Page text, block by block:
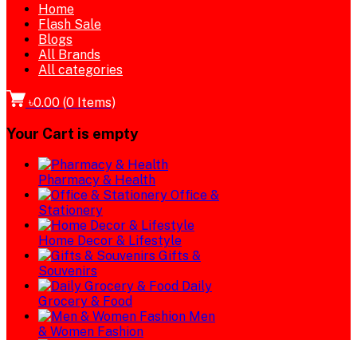
Home
Flash Sale
Blogs
All Brands
All categories
৳0.00 (0 Items)
Your Cart is empty
Pharmacy & Health
Office &
Stationery
Home Decor & Lifestyle
Gifts &
Souvenirs
Daily
Grocery & Food
Men
& Women Fashion